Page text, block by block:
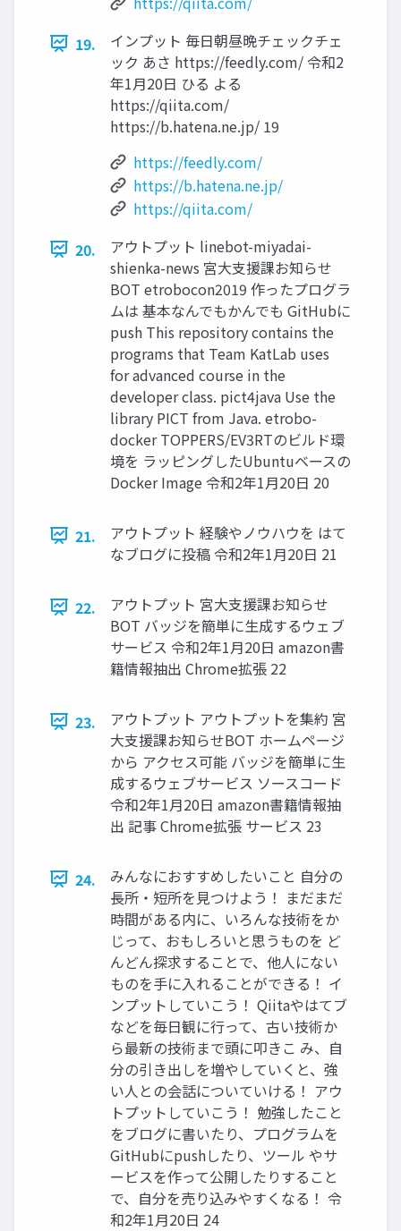
19.
インプット 毎⽇朝昼晩チェックチェ
ック あさ https://feedly.com/ 令和2
年1⽉20⽇ ひる よる
https://qiita.com/
https://b.hatena.ne.jp/ 19
https://feedly.com/
https://b.hatena.ne.jp/
https://qiita.com/
20.
アウトプット linebot-miyadai-
shienka-news 宮⼤⽀援課お知らせ
BOT etrobocon2019 作ったプログラ
ムは 基本なんでもかんでも GitHubに
push This repository contains the
programs that Team KatLab uses
for advanced course in the
developer class. pict4java Use the
library PICT from Java. etrobo-
docker TOPPERS/EV3RTのビルド環
境を ラッピングしたUbuntuベースの
Docker Image 令和2年1⽉20⽇ 20
21.
アウトプット 経験やノウハウを はて
なブログに投稿 令和2年1⽉20⽇ 21
22.
アウトプット 宮⼤⽀援課お知らせ
BOT バッジを簡単に⽣成するウェブ
サービス 令和2年1⽉20⽇ amazon書
籍情報抽出 Chrome拡張 22
23.
アウトプット アウトプットを集約 宮
⼤⽀援課お知らせBOT ホームページ
から アクセス可能 バッジを簡単に⽣
成するウェブサービス ソースコード
令和2年1⽉20⽇ amazon書籍情報抽
出 記事 Chrome拡張 サービス 23
24.
みんなにおすすめしたいこと ⾃分の
⻑所・短所を⾒つけよう！ まだまだ
時間がある内に、いろんな技術をか
じって、おもしろいと思うものを ど
んどん探求することで、他⼈にない
ものを⼿に⼊れることができる！ イ
ンプットしていこう！ Qiitaやはてブ
などを毎⽇観に⾏って、古い技術か
ら最新の技術まで頭に叩きこ み、⾃
分の引き出しを増やしていくと、強
い⼈との会話についていける！ アウ
トプットしていこう！ 勉強したこと
をブログに書いたり、プログラムを
GitHubにpushしたり、ツール やサ
ービスを作って公開したりすること
で、⾃分を売り込みやすくなる！ 令
和2年1⽉20⽇ 24